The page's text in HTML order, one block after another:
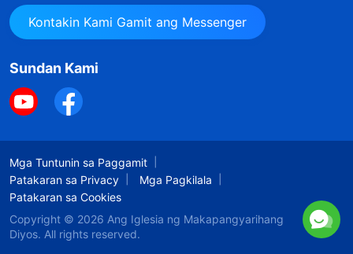
Kontakin Kami Gamit ang Messenger
Sundan Kami
Mga Tuntunin sa Paggamit
Patakaran sa Privacy
Mga Pagkilala
Patakaran sa Cookies
Copyright © 2026 Ang Iglesia ng Makapangyarihang
Diyos. All rights reserved.